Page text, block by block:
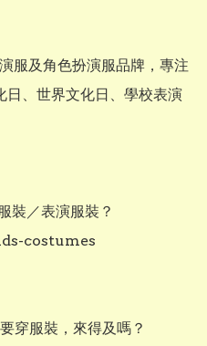
服及角色扮演服品牌，專注
、世界文化日、學校表演
裝／表演服裝？
costumes
穿服裝，來得及嗎？